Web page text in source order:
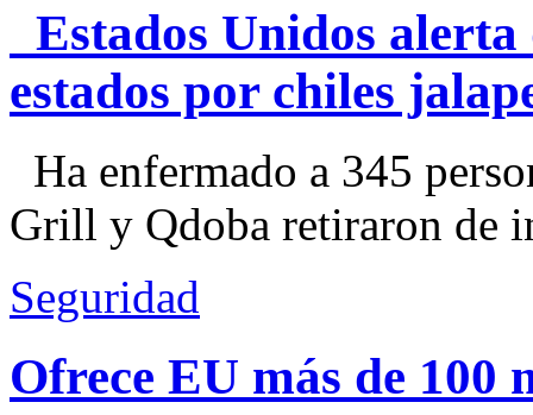
Estados Unidos alerta
estados por chiles
Ha enfermado a 345
Grill y Qdoba retiraron de
Seguridad
Ofrece EU más de 100